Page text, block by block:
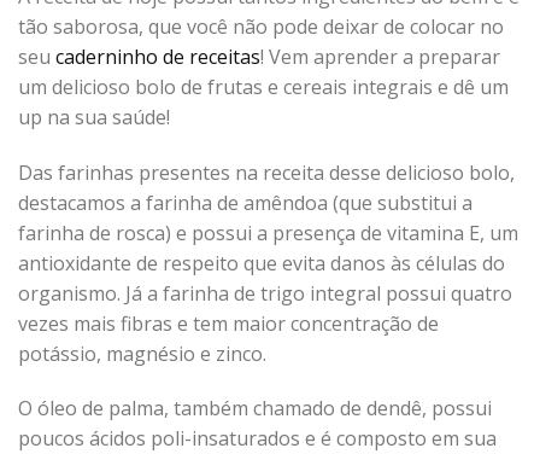
tão saborosa, que você não pode deixar de colocar no
seu caderninho de receitas! Vem aprender a preparar
um delicioso bolo de frutas e cereais integrais e dê um
up na sua saúde!
Das farinhas presentes na receita desse delicioso bolo,
destacamos a farinha de amêndoa (que substitui a
farinha de rosca) e possui a presença de vitamina E, um
antioxidante de respeito que evita danos às células do
organismo. Já a farinha de trigo integral possui quatro
vezes mais fibras e tem maior concentração de
potássio, magnésio e zinco.
O óleo de palma, também chamado de dendê, possui
poucos ácidos poli-insaturados e é composto em sua